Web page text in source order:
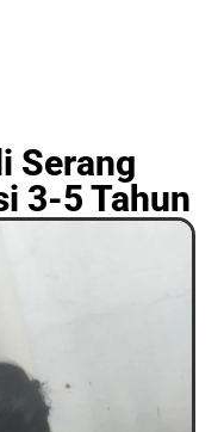
Serang
3-5 Tahun